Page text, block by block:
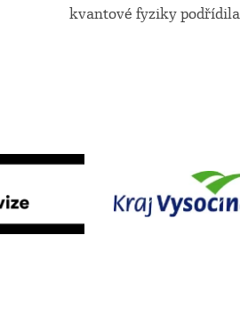
kvantové fyziky podřídila